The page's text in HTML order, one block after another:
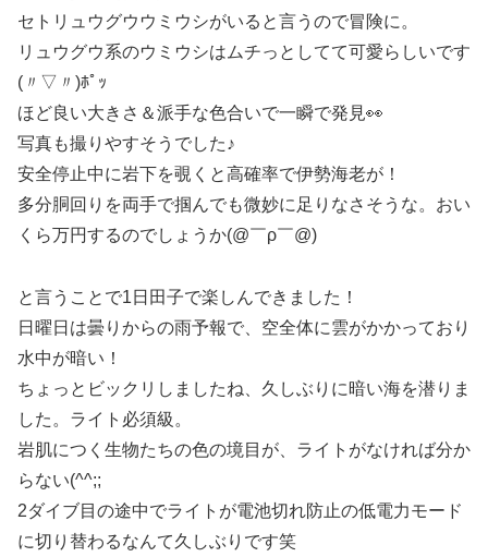
セトリュウグウウミウシがいると言うので冒険に。
リュウグウ系のウミウシはムチっとしてて可愛らしいです
(〃▽〃)ﾎﾟｯ
ほど良い大きさ＆派手な色合いで一瞬で発見👀
写真も撮りやすそうでした♪
安全停止中に岩下を覗くと高確率で伊勢海老が！
多分胴回りを両手で掴んでも微妙に足りなさそうな。おい
くら万円するのでしょうか(@￣ρ￣@)
と言うことで1日田子で楽しんできました！
日曜日は曇りからの雨予報で、空全体に雲がかかっており
水中が暗い！
ちょっとビックリしましたね、久しぶりに暗い海を潜りま
した。ライト必須級。
岩肌につく生物たちの色の境目が、ライトがなければ分か
らない(^^;;
2ダイブ目の途中でライトが電池切れ防止の低電力モード
に切り替わるなんて久しぶりです笑